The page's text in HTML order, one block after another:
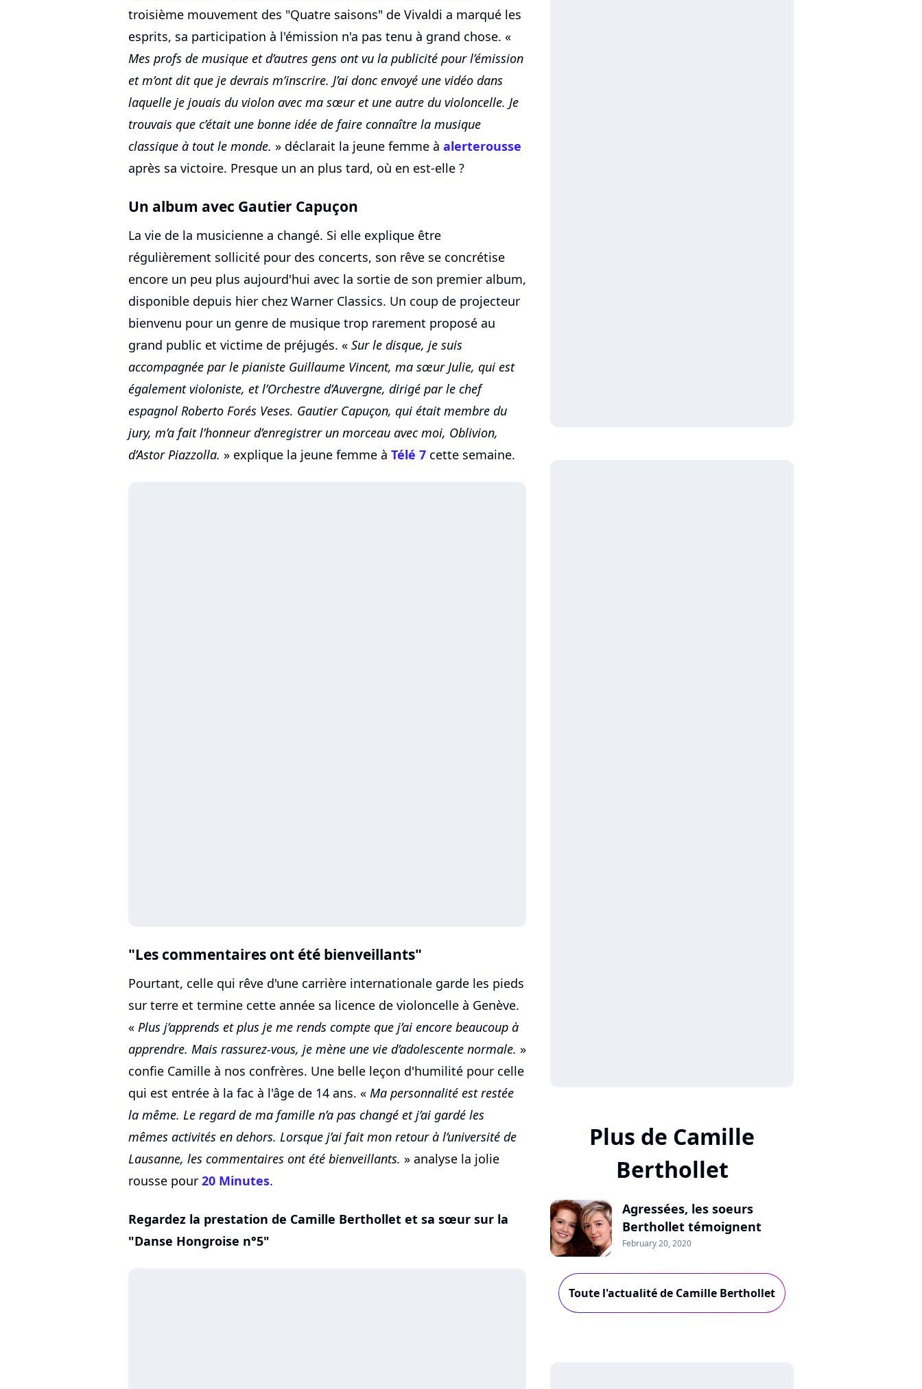
troisième mouvement des "Quatre saisons" de Vivaldi a marqué les
esprits, sa participation à l'émission n'a pas tenu à grand chose. «
Mes profs de musique et d’autres gens ont vu la publicité pour l’émission
et m’ont dit que je devrais m’inscrire. J’ai donc envoyé une vidéo dans
laquelle je jouais du violon avec ma sœur et une autre du violoncelle. Je
trouvais que c’était une bonne idée de faire connaître la musique
classique à tout le monde. » déclarait la jeune femme à alerterousse
après sa victoire. Presque un an plus tard, où en est-elle ?
Un album avec Gautier Capuçon
La vie de la musicienne a changé. Si elle explique être
régulièrement sollicité pour des concerts, son rêve se concrétise
encore un peu plus aujourd'hui avec la sortie de son premier album,
disponible depuis hier chez Warner Classics. Un coup de projecteur
bienvenu pour un genre de musique trop rarement proposé au
grand public et victime de préjugés. « Sur le disque, je suis
accompagnée par le pianiste Guillaume Vincent, ma sœur Julie, qui est
également violoniste, et l’Orchestre d’Auvergne, dirigé par le chef
espagnol Roberto Forés Veses. Gautier Capuçon, qui était membre du
jury, m’a fait l’honneur d’enregistrer un morceau avec moi, Oblivion,
d’Astor Piazzolla. » explique la jeune femme à Télé 7 cette semaine.
"Les commentaires ont été bienveillants"
Pourtant, celle qui rêve d'une carrière internationale garde les pieds
sur terre et termine cette année sa licence de violoncelle à Genève.
« Plus j’apprends et plus je me rends compte que j’ai encore beaucoup à
apprendre. Mais rassurez-vous, je mène une vie d’adolescente normale. »
confie Camille à nos confrères. Une belle leçon d'humilité pour celle
qui est entrée à la fac à l'âge de 14 ans. « Ma personnalité est restée
la même. Le regard de ma famille n’a pas changé et j’ai gardé les
mêmes activités en dehors. Lorsque j’ai fait mon retour à l’université de
Lausanne, les commentaires ont été bienveillants. » analyse la jolie
rousse pour 20 Minutes.
Regardez la prestation de Camille Berthollet et sa sœur sur la
"Danse Hongroise n°5"
Plus de Camille
Berthollet
Agressées, les soeurs
Berthollet témoignent
February 20, 2020
Toute l'actualité de Camille Berthollet